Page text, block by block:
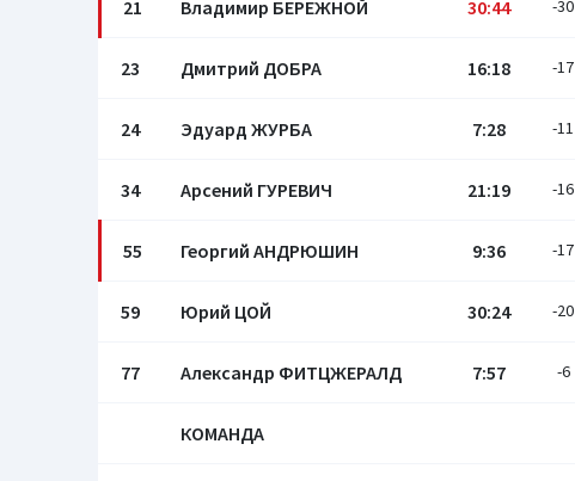
21 Владимир БЕРЕЖНОЙ 30:44 -30
23 Дмитрий ДОБРА 16:18 -17
24 Эдуард ЖУРБА 7:28 -11
34 Арсений ГУРЕВИЧ 21:19 -16
55 Георгий АНДРЮШИН 9:36 -17
59 Юрий ЦОЙ 30:24 -20
77 Александр ФИТЦЖЕРАЛД 7:57 -6
КОМАНДА